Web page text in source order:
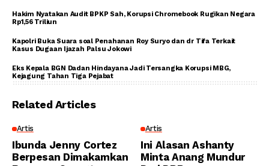
Hakim Nyatakan Audit BPKP Sah, Korupsi Chromebook Rugikan Negara
Rp1,56 Triliun
Kapolri Buka Suara soal Penahanan Roy Suryo dan dr Tifa Terkait
Kasus Dugaan Ijazah Palsu Jokowi
Eks Kepala BGN Dadan Hindayana Jadi Tersangka Korupsi MBG,
Kejagung Tahan Tiga Pejabat
Related Articles
Artis
Ibunda Jenny Cortez
Berpesan Dimakamkan
Artis
Ini Alasan Ashanty
Minta Anang Mundur